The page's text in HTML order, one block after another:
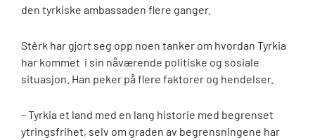
den tyrkiske ambassaden flere ganger.
Stêrk har gjort seg opp noen tanker om hvordan Tyrkia
har kommet i sin nåværende politiske og sosiale
situasjon. Han peker på flere faktorer og hendelser.
– Tyrkia et land med en lang historie med begrenset
ytringsfrihet, selv om graden av begrensningene har